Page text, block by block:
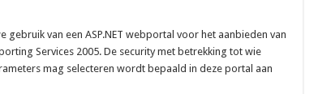
van een ASP.NET webportal voor het aanbieden van
Services 2005. De security met betrekking tot wie
mag selecteren wordt bepaald in deze portal aan